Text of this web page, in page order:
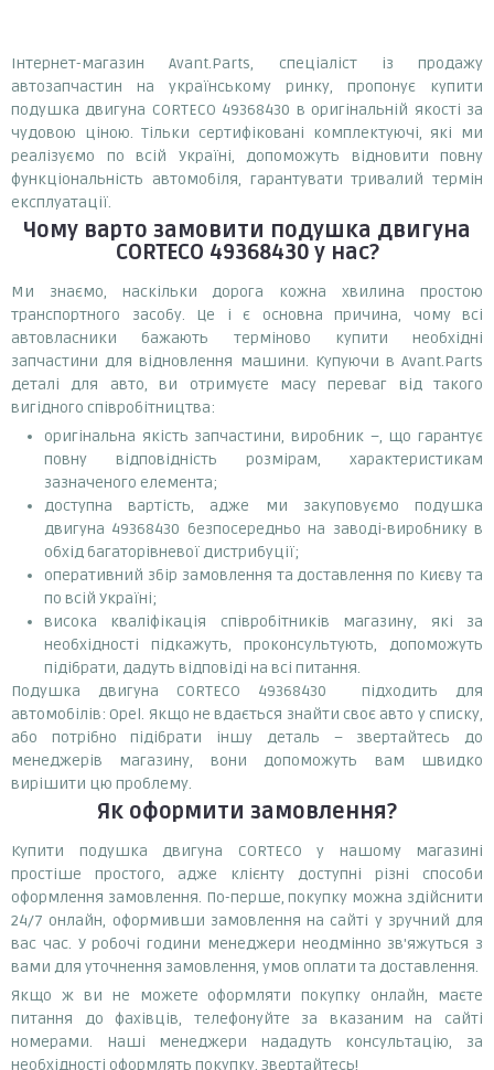
Інтернет-магазин Avant.Parts, спеціаліст із продажу
автозапчастин на українському ринку, пропонує купити
подушка двигуна CORTECO 49368430 в оригінальній якості за
чудовою ціною. Тільки сертифіковані комплектуючі, які ми
реалізуємо по всій Україні, допоможуть відновити повну
функціональність автомобіля, гарантувати тривалий термін
експлуатації.
Чому варто замовити подушка двигуна
CORTECO 49368430у нас?
Ми знаємо, наскільки дорога кожна хвилина простою
транспортного засобу. Це і є основна причина, чому всі
автовласники бажають терміново купити необхідні
запчастини для відновлення машини. Купуючи в Avant.Parts
деталі для авто, ви отримуєте масу переваг від такого
вигідного співробітництва:
оригінальна якість запчастини, виробник –, що гарантує
повну відповідність розмірам, характеристикам
зазначеного елемента;
доступна вартість, адже ми закуповуємо подушка
двигуна 49368430 безпосередньо на заводі-виробнику в
обхід багаторівневої дистрибуції;
оперативний збір замовлення та доставлення по Києву та
по всій Україні;
висока кваліфікація співробітників магазину, які за
необхідності підкажуть, проконсультують, допоможуть
підібрати, дадуть відповіді на всі питання.
Подушка двигуна CORTECO 49368430 підходить для
автомобілів: Opel. Якщо не вдається знайти своє авто у списку,
або потрібно підібрати іншу деталь – звертайтесь до
менеджерів магазину, вони допоможуть вам швидко
вирішити цю проблему.
Як оформити замовлення?
Купити подушка двигуна CORTECO у нашому магазині
простіше простого, адже клієнту доступні різні способи
оформлення замовлення. По-перше, покупку можна здійснити
24/7 онлайн, оформивши замовлення на сайті у зручний для
вас час. У робочі години менеджери неодмінно зв'яжуться з
вами для уточнення замовлення, умов оплати та доставлення.
Якщо ж ви не можете оформляти покупку онлайн, маєте
питання до фахівців, телефонуйте за вказаним на сайті
номерами. Наші менеджери нададуть консультацію, за
необхідності оформлять покупку. Звертайтесь!